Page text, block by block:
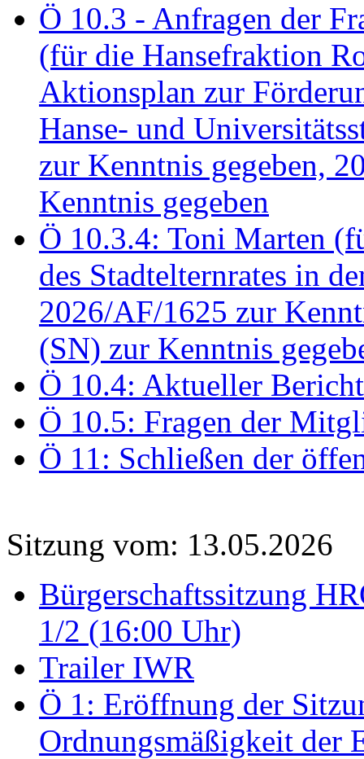
Ö 10.3 - Anfragen der
(für die Hansefraktion
Aktionsplan zur
Hanse- und
zur Kenntnis gegeben,
Kenntnis gegeben
Ö 10.3.4: Toni Marten
des Stadtelternrates in
2026/AF/1625 zur
(SN) zur Kenntnis
Ö 10.4: Aktueller
Ö 10.5: Fragen der
Ö 11: Schließen der
Sitzung vom: 13.05.2026
Bürgerschaftssitzung
1/2 (16:00 Uhr)
Trailer IWR
Ö 1: Eröffnung der
Ordnungsmäßigkeit der